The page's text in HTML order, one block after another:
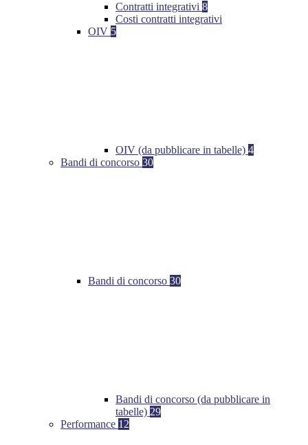
Contratti integrativi 8
Costi contratti integrativi
OIV 5
OIV (da pubblicare in tabelle) 4
Bandi di concorso 30
Bandi di concorso 30
Bandi di concorso (da pubblicare in
tabelle) 29
Performance 12